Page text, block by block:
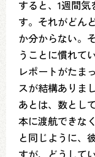
すると、1週間
す。それがどん
か分からない。
うことに慣れて
レポートがたま
スが結構ありまし
あとは、数とし
本に渡航できな
と同じように、
すが、どうして